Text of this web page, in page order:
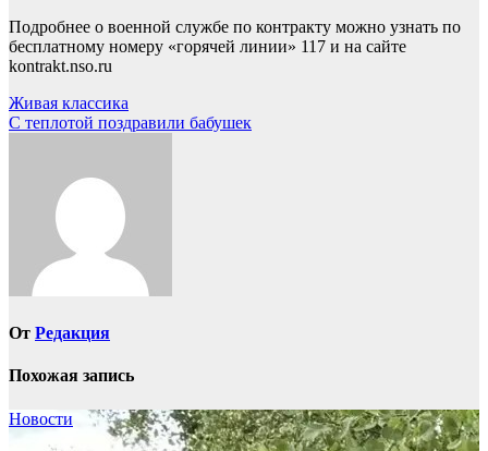
Подробнее о военной службе по контракту можно узнать по
бесплатному номеру «горячей линии» 117 и на сайте
kontrakt.nso.ru
Навигация
по
Живая классика
С теплотой поздравили бабушек
От Редакция
Похожая запись
Новости